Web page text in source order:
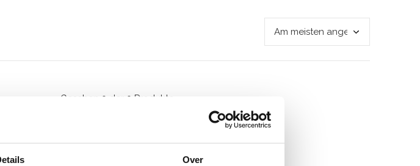
Over
Gesehen 0 der 0 Produkte